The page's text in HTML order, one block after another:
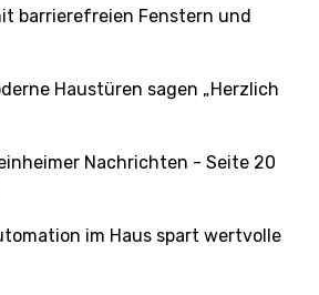
barrierefreien Fenstern und
Haustüren sagen „Herzlich
Nachrichten - Seite 20
im Haus spart wertvolle